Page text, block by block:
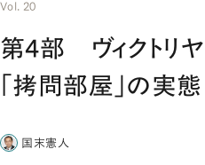
Vol. 20
第4部 ヴィクトリ
「拷問部屋」の実態
国末憲人